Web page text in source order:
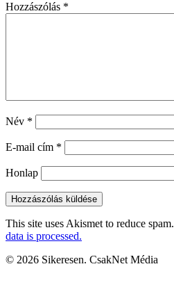
Hozzászólás *
Név *
E-mail cím *
Honlap
This site uses Akismet to reduce spam.
data is processed.
© 2026 Sikeresen. CsakNet Média